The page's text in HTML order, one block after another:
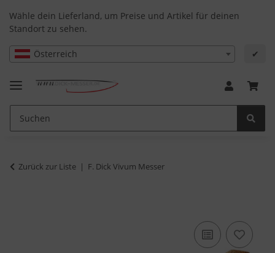
Wähle dein Lieferland, um Preise und Artikel für deinen
Standort zu sehen.
Österreich ✔
Zurück zur Liste F. Dick Vivum Messer